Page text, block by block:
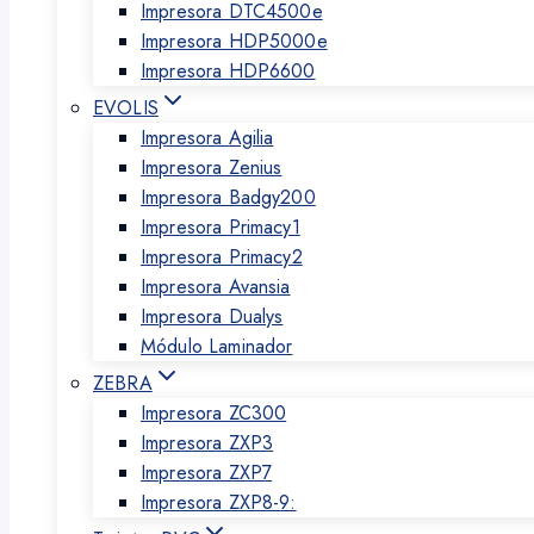
Impresora DTC4500e
Impresora HDP5000e
Impresora HDP6600
EVOLIS
Impresora Agilia
Impresora Zenius
Impresora Badgy200
Impresora Primacy1
Impresora Primacy2
Impresora Avansia
Impresora Dualys
Módulo Laminador
ZEBRA
Impresora ZC300
Impresora ZXP3
Impresora ZXP7
Impresora ZXP8-9: